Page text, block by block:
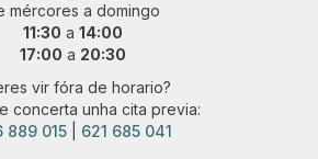
mércores a domingo
11:30 a 14:00
17:00 a 20:30
vir fóra de horario?
concerta unha cita previa:
889 015| 621 685 041